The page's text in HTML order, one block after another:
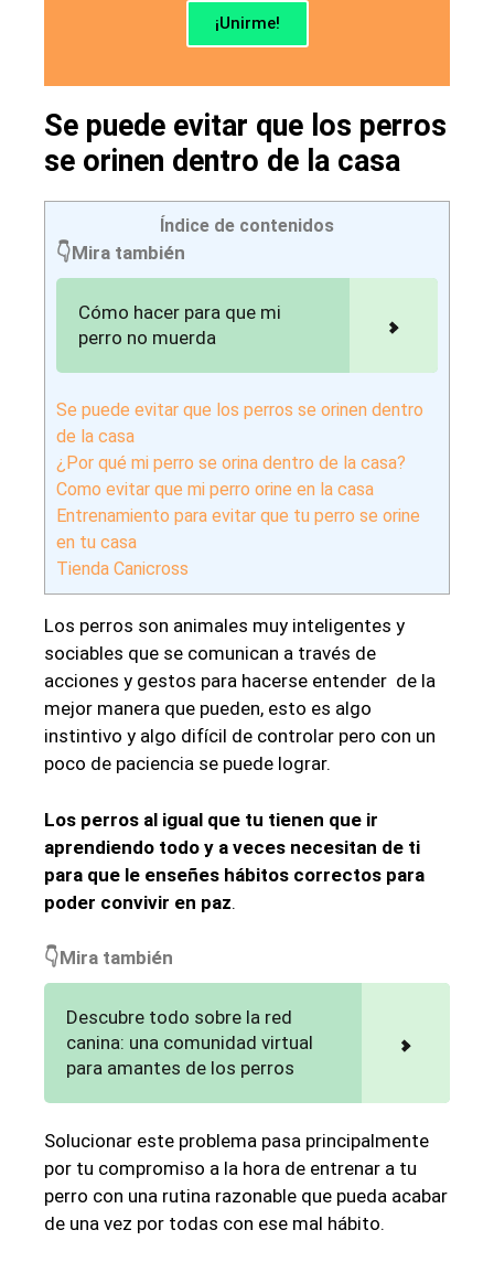
¡Unirme!
Se puede evitar que los perros
se orinen dentro de la casa
Índice de contenidos
👇Mira también
Cómo hacer para que mi
perro no muerda
Se puede evitar que los perros se orinen dentro
de la casa
¿Por qué mi perro se orina dentro de la casa?
Como evitar que mi perro orine en la casa
Entrenamiento para evitar que tu perro se orine
en tu casa
Tienda Canicross
Los perros son animales muy inteligentes y
sociables que se comunican a través de
acciones y gestos para hacerse entender de la
mejor manera que pueden, esto es algo
instintivo y algo difícil de controlar pero con un
poco de paciencia se puede lograr.
Los perros al igual que tu tienen que ir
aprendiendo todo y a veces necesitan de ti
para que le enseñes hábitos correctos para
poder convivir en paz.
👇Mira también
Descubre todo sobre la red
canina: una comunidad virtual
para amantes de los perros
Solucionar este problema pasa principalmente
por tu compromiso a la hora de entrenar a tu
perro con una rutina razonable que pueda acabar
de una vez por todas con ese mal hábito.